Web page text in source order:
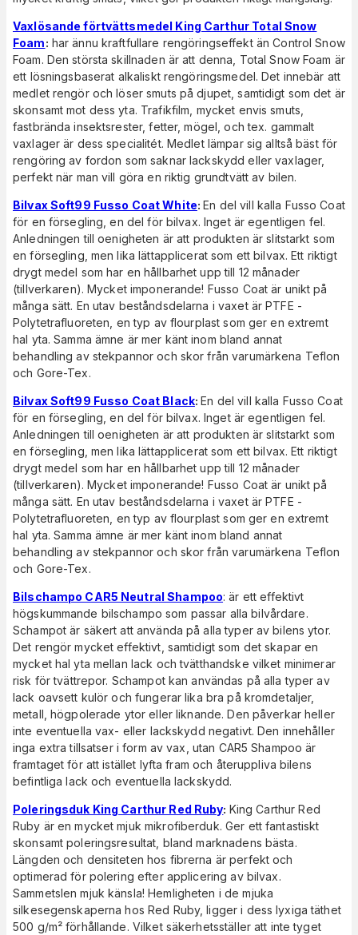
Vaxlösande förtvättsmedel King Carthur Total Snow
Foam: har ännu kraftfullare rengöringseffekt än Control Snow
Foam. Den största skillnaden är att denna, Total Snow Foam är
ett lösningsbaserat alkaliskt rengöringsmedel. Det innebär att
medlet rengör och löser smuts på djupet, samtidigt som det är
skonsamt mot dess yta. Trafikfilm, mycket envis smuts,
fastbrända insektsrester, fetter, mögel, och tex. gammalt
vaxlager är dess specialitét. Medlet lämpar sig alltså bäst för
rengöring av fordon som saknar lackskydd eller vaxlager,
perfekt när man vill göra en riktig grundtvätt av bilen.
Bilvax Soft99 Fusso Coat White:En del vill kalla Fusso Coat
för en försegling, en del för bilvax. Inget är egentligen fel.
Anledningen till oenigheten är att produkten är slitstarkt som
en försegling, men lika lättapplicerat som ett bilvax. Ett riktigt
drygt medel som har en hållbarhet upp till 12 månader
(tillverkaren). Mycket imponerande! Fusso Coat är unikt på
många sätt. En utav beståndsdelarna i vaxet är PTFE -
Polytetrafluoreten, en typ av flourplast som ger en extremt
hal yta. Samma ämne är mer känt inom bland annat
behandling av stekpannor och skor från varumärkena Teflon
och Gore-Tex.
Bilvax Soft99 Fusso Coat Black:En del vill kalla Fusso Coat
för en försegling, en del för bilvax. Inget är egentligen fel.
Anledningen till oenigheten är att produkten är slitstarkt som
en försegling, men lika lättapplicerat som ett bilvax. Ett riktigt
drygt medel som har en hållbarhet upp till 12 månader
(tillverkaren). Mycket imponerande! Fusso Coat är unikt på
många sätt. En utav beståndsdelarna i vaxet är PTFE -
Polytetrafluoreten, en typ av flourplast som ger en extremt
hal yta. Samma ämne är mer känt inom bland annat
behandling av stekpannor och skor från varumärkena Teflon
och Gore-Tex.
Bilschampo CAR5 Neutral Shampoo: är ett effektivt
högskummande bilschampo som passar alla bilvårdare.
Schampot är säkert att använda på alla typer av bilens ytor.
Det rengör mycket effektivt, samtidigt som det skapar en
mycket hal yta mellan lack och tvätthandske vilket minimerar
risk för tvättrepor. Schampot kan användas på alla typer av
lack oavsett kulör och fungerar lika bra på kromdetaljer,
metall, högpolerade ytor eller liknande. Den påverkar heller
inte eventuella vax- eller lackskydd negativt. Den innehåller
inga extra tillsatser i form av vax, utan CAR5 Shampoo är
framtaget för att istället lyfta fram och återuppliva bilens
befintliga lack och eventuella lackskydd.
Poleringsduk King Carthur Red Ruby: King Carthur Red
Ruby är en mycket mjuk mikrofiberduk. Ger ett fantastiskt
skonsamt poleringsresultat, bland marknadens bästa.
Längden och densiteten hos fibrerna är perfekt och
optimerad för polering efter applicering av bilvax.
Sammetslen mjuk känsla! Hemligheten i de mjuka
silkesegenskaperna hos Red Ruby, ligger i dess lyxiga täthet
500 g/m² förhållande. Vilket säkerhetsställer att inte tyget